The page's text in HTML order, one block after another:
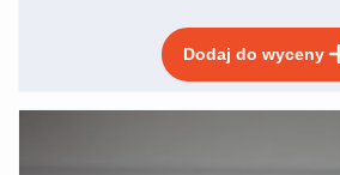
Dodaj do wyceny
produkt
ma
wiele